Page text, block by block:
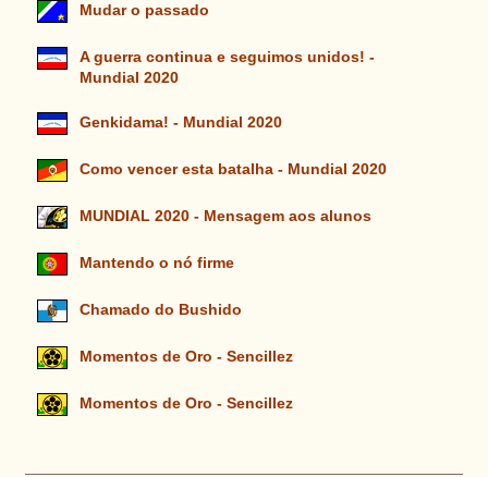
Mudar o passado
A guerra continua e seguimos unidos! -
Mundial 2020
Genkidama! - Mundial 2020
Como vencer esta batalha - Mundial 2020
MUNDIAL 2020 - Mensagem aos alunos
Mantendo o nó firme
Chamado do Bushido
Momentos de Oro - Sencillez
Momentos de Oro - Sencillez